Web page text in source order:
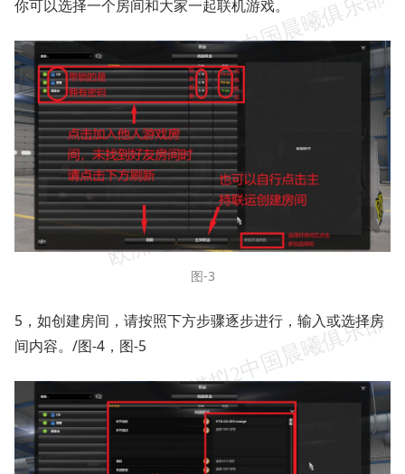
你可以选择一个房间和大家一起联机游戏。
图-3
5，如创建房间，请按照下方步骤逐步进行，输入或选择房
间内容。/图-4，图-5